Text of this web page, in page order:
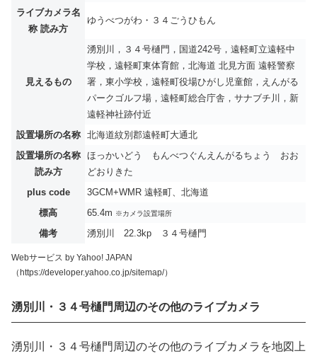
ライブカメラ名
称 読み方
ゆうべつがわ・３４ごうひもん
見えるもの
湧別川，３４号樋門，国道242号，遠軽町立遠軽中
学校，遠軽町東体育館，北海道 北見方面 遠軽警察
署，東小学校，遠軽町役場ひがし児童館，えんがる
パークゴルフ場，遠軽町総合庁舎，サナブチ川，新
遠軽神社跡付近
設置場所の名称
北海道紋別郡遠軽町大通北
設置場所の名称
読み方
ほっかいどう もんべつぐんえんがるちょう おお
どおりきた
plus code
3GCM+WMR 遠軽町、北海道
標高
65.4m ※カメラ設置場所
備考 湧別川 22.3kp ３４号樋門
Webサービス by Yahoo! JAPAN
（https://developer.yahoo.co.jp/sitemap/）
湧別川・３４号樋門周辺のその他のライブカメラ
湧別川・３４号樋門周辺のその他のライブカメラを地図上